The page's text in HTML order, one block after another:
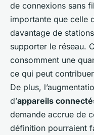
de connexions sans
importante que celle
davantage de
supporter le réseau.
consomment une
ce qui peut
De plus,
d’appareils
demande accrue de
définition pourraient